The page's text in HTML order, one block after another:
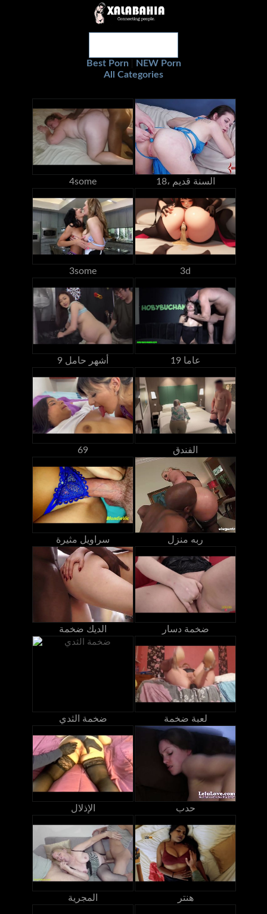
Best Porn
NEW Porn
All Categories
4some 18، السنة قديم
3some 3d
9 أشهر حامل 19 عاما
69 الفندق
سراويل مثيرة ربه منزل
الديك ضخمة ضخمة دسار
ضخمة الثدي لعبة ضخمة
الإذلال حدب
المجرية هنتر